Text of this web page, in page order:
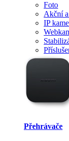
Foto
Akční
IP
Přehrávače